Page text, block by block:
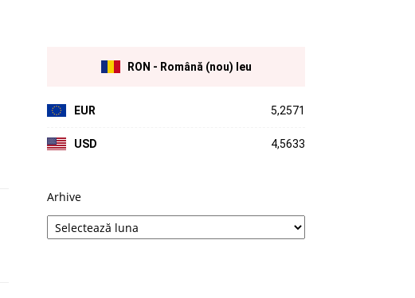
RON - Română (nou) leu
EUR 5,2571
USD 4,5633
Arhive